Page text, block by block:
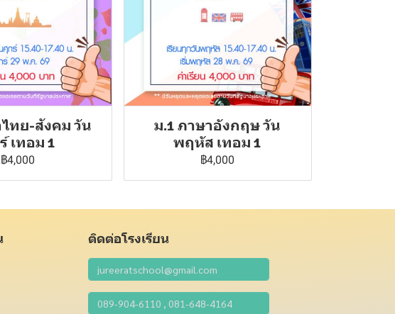
ทย-สังคม วัน
เทอม 1
฿4,000
ม.1 ภาษาอังกฤษ วัน
พฤหัส เทอม 1
฿4,000
ติดต่อโรงเรียน